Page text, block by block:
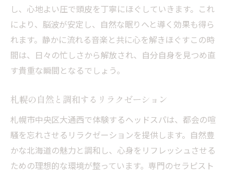
し、心地よい圧で頭皮を丁寧にほぐしていきます。これ
により、脳波が安定し、自然な眠りへと導く効果も得ら
れます。静かに流れる音楽と共に心を解きほぐすこの時
間は、日々の忙しさから解放され、自分自身を見つめ直
す貴重な瞬間となるでしょう。
札幌の自然と調和するリラクゼーション
札幌市中央区大通西で体験するヘッドスパは、都会の喧
騒を忘れさせるリラクゼーションを提供します。自然豊
かな北海道の魅力と調和し、心身をリフレッシュさせる
ための理想的な環境が整っています。専門のセラピスト